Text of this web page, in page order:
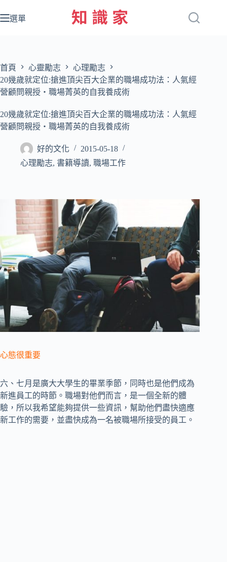
至
容
選單
首頁 心靈勵志
心理勵志
20幾歲就定位:搶進頂尖百大企業的職場成功法：人氣經
營顧問親授‧職場菁英的自我養成術
20幾歲就定位:搶進頂尖百大企業的職場成功法：人氣經
營顧問親授‧職場菁英的自我養成術
好的文化
2015-05-18
心理勵志, 書籍導讀, 職場工作
心態很重要
六、七月是廣大大學生的畢業季節，同時也是他們成為
新進員工的時節。職場對他們而言，是一個全新的體
驗，所以我希望能夠提供一些資訊，幫助他們盡快適應
新工作的需要，並盡快成為一名被職場所接受的員工。